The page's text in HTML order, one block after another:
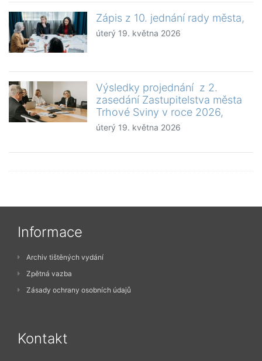
Zápis z 10. jednání rady města,
úterý 19. května 2026
Výsledky projednání z 2.
zasedání Zastupitelstva města
Trhové Sviny v roce 2026,
úterý 19. května 2026
Informace
Archiv tištěných vydání
Zpětná vazba
Zásady ochrany osobních údajů
Kontakt